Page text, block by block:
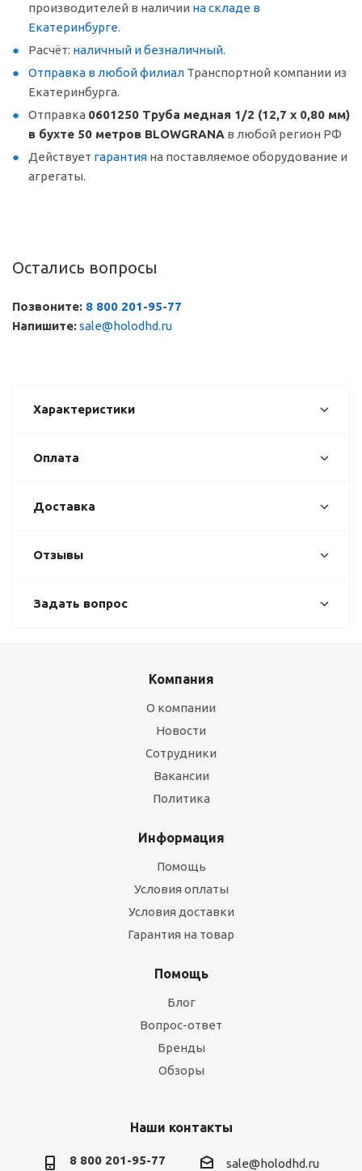
производителей в наличии на складе в
Екатеринбурге.
Расчёт: наличный и безналичный.
Отправка в любой филиал Транспортной компании из
Екатеринбурга.
Отправка 0601250 Труба медная 1/2 (12,7 х 0,80 мм)
в бухте 50 метров BLOWGRANA в любой регион РФ
Действует гарантия на поставляемое оборудование и
агрегаты.
Остались вопросы
Позвоните: 8 800 201-95-77
Напишите:sale@holodhd.ru
Характеристики
Оплата
Доставка
Отзывы
Задать вопрос
Компания
О компании
Новости
Сотрудники
Вакансии
Политика
Информация
Помощь
Условия оплаты
Условия доставки
Гарантия на товар
Помощь
Блог
Вопрос-ответ
Бренды
Обзоры
Наши контакты
8 800 201-95-77 sale@holodhd.ru